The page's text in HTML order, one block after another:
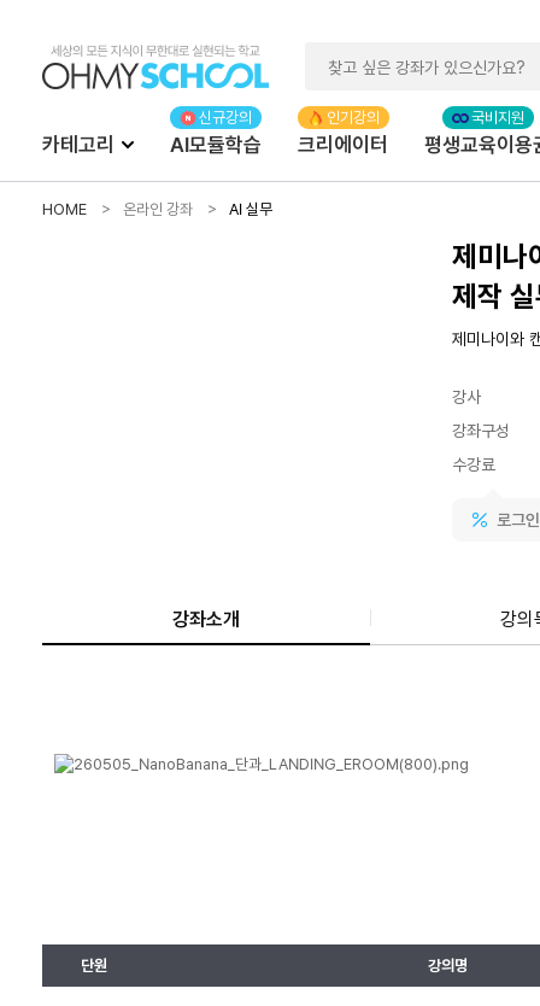
카테고리 AI모듈학습 크리에이터 평생교육이용
HOME 온라인 강좌 AI 실무
제미나
제작
제미나이와
강사
강좌구성
수강료
로그
강좌소개 강의
단원 강의명